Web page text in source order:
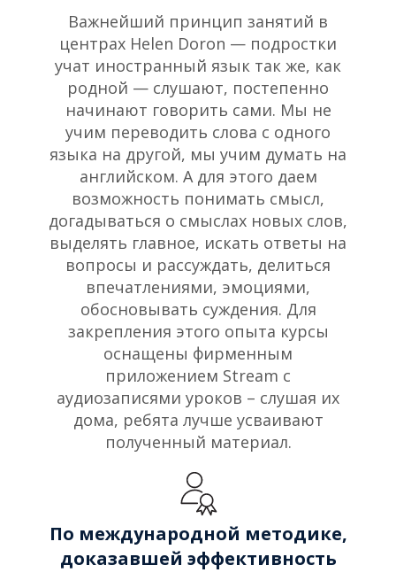
Важнейший принцип занятий в
центрах Helen Doron — подростки
учат иностранный язык так же, как
родной — слушают, постепенно
начинают говорить сами. Мы не
учим переводить слова с одного
языка на другой, мы учим думать на
английском. А для этого даем
возможность понимать смысл,
догадываться о смыслах новых слов,
выделять главное, искать ответы на
вопросы и рассуждать, делиться
впечатлениями, эмоциями,
обосновывать суждения. Для
закрепления этого опыта курсы
оснащены фирменным
приложением Stream с
аудиозаписями уроков – слушая их
дома, ребята лучше усваивают
полученный материал.
По международной методике,
доказавшей эффективность